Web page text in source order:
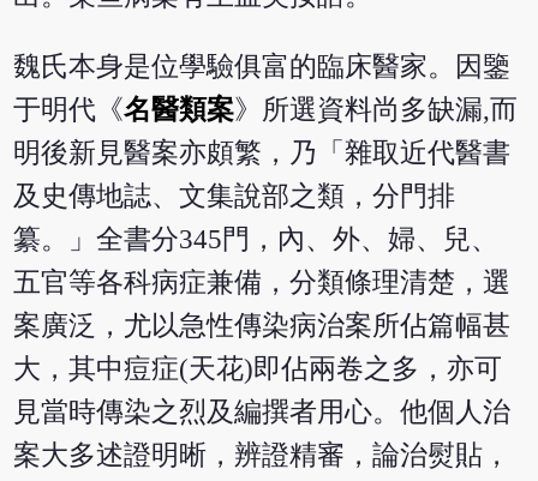
魏氏本身是位學驗俱富的臨床醫家。因鑒
于明代《名醫類案》所選資料尚多缺漏,而
明後新見醫案亦頗繁，乃「雜取近代醫書
及史傳地誌、文集說部之類，分門排
纂。」全書分345門，內、外、婦、兒、
五官等各科病症兼備，分類條理清楚，選
案廣泛，尤以急性傳染病治案所佔篇幅甚
大，其中痘症(天花)即佔兩卷之多，亦可
見當時傳染之烈及編撰者用心。他個人治
案大多述證明晰，辨證精審，論治熨貼，